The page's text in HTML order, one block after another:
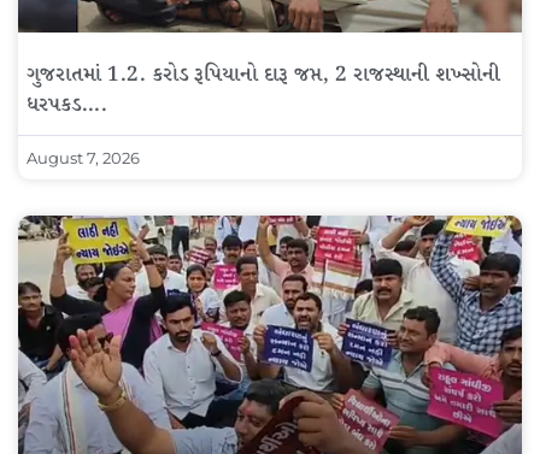
ગુજરાતમાં 1.2. કરોડ રૂપિયાનો દારૂ જપ્ત, 2 રાજસ્થાની શખ્સોની
ધરપકડ….
August 7, 2026